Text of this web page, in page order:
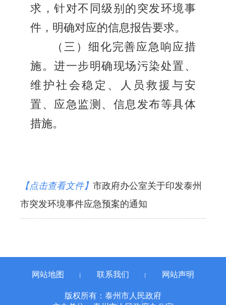
求，针对不同级别的突发环境事
件，明确对应的信息报告要求。
（三）细化完善应急响应措
施。进一步明确现场污染处置、
维护社会稳定、人员救援与安
置、应急监测、信息发布等具体
措施。
【点击查看文件】 市政府办公室关于印发泰州
市突发环境事件应急预案的通知
网站地图 联系我们 网站声明
版权所有：泰州市人民政府